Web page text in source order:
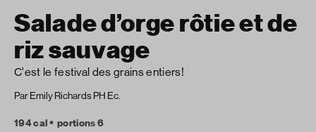
Salade d’orge rôtie et de
riz sauvage
C’est le festival des grains entiers!
Par Emily Richards PH Ec.
194 cal
portions 6